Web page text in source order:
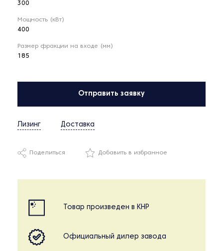
300
Мощность (кВт)
400
Размер фракции на входе (мм)
185
Отправить заявку
Лизинг Доставка
Поделиться Добавить в избранное
Товар произведен в КНР
Официальный дилер завода